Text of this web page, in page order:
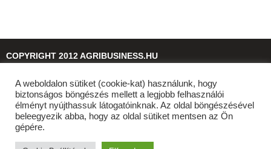
COPYRIGHT 2012 AGRIBUSINESS.HU
© 2026agribusiness.hu
A weboldalon sütiket (cookie-kat) használunk, hogy
biztonságos böngészés mellett a legjobb felhasználói
élményt nyújthassuk látogatóinknak. Az oldal böngészésével
beleegyezik abba, hogy az oldal sütiket mentsen az Ön
gépére.